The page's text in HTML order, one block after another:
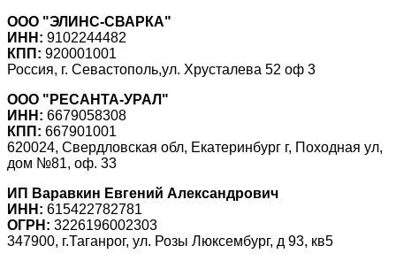
ООО "ЭЛИНС-СВАРКА"
ИНН: 9102244482
КПП: 920001001
Россия, г. Севастополь,ул. Хрусталева 52 оф 3
ООО "РЕСАНТА-УРАЛ"
ИНН: 6679058308
КПП: 667901001
620024, Свердловская обл, Екатеринбург г, Походная ул,
дом №81, оф. 33
ИП Варавкин Евгений Александрович
ИНН: 615422782781
ОГРН: 3226196002303
347900, г.Таганрог, ул. Розы Люксембург, д 93, кв5